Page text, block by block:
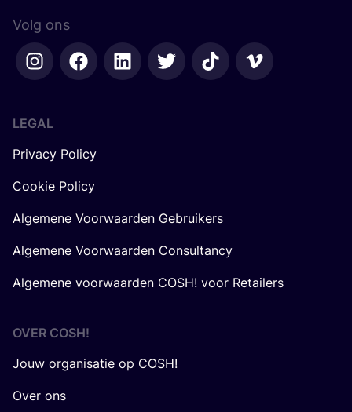
Volg ons
LEGAL
Privacy Policy
Cookie Policy
Algemene Voorwaarden Gebruikers
Algemene Voorwaarden Consultancy
Algemene voorwaarden COSH! voor Retailers
OVER COSH!
Jouw organisatie op COSH!
Over ons